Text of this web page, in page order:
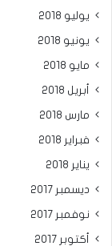
يوليو 2018
يونيو 2018
مايو 2018
أبريل 2018
مارس 2018
فبراير 2018
يناير 2018
ديسمبر 2017
نوفمبر 2017
أكتوبر 2017